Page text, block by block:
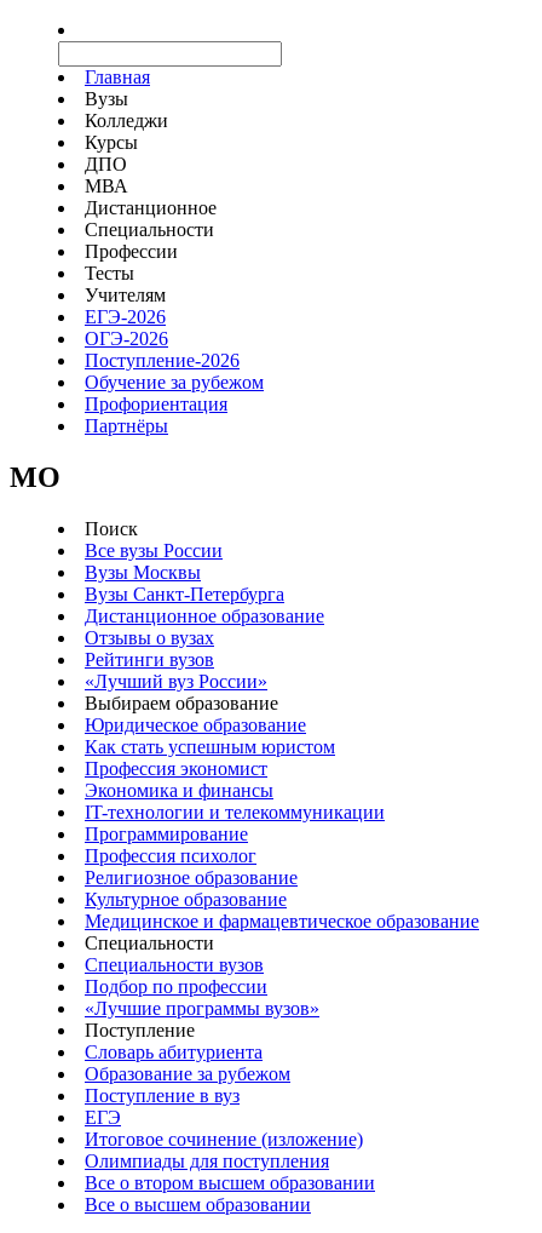
Главная
Вузы
Колледжи
Курсы
ДПО
МВА
Дистанционное
Специальности
Профессии
Тесты
Учителям
ЕГЭ-2026
ОГЭ-2026
Поступление-2026
Обучение за рубежом
Профориентация
Партнёры
MO
Поиск
Все вузы России
Вузы Москвы
Вузы Санкт-Петербурга
Дистанционное образование
Отзывы о вузах
Рейтинги вузов
«Лучший вуз России»
Выбираем образование
Юридическое образование
Как стать успешным юристом
Профессия экономист
Экономика и финансы
IT-технологии и телекоммуникации
Программирование
Профессия психолог
Религиозное образование
Культурное образование
Медицинское и фармацевтическое образование
Специальности
Специальности вузов
Подбор по профессии
«Лучшие программы вузов»
Поступление
Словарь абитуриента
Образование за рубежом
Поступление в вуз
ЕГЭ
Итоговое сочинение (изложение)
Олимпиады для поступления
Все о втором высшем образовании
Все о высшем образовании